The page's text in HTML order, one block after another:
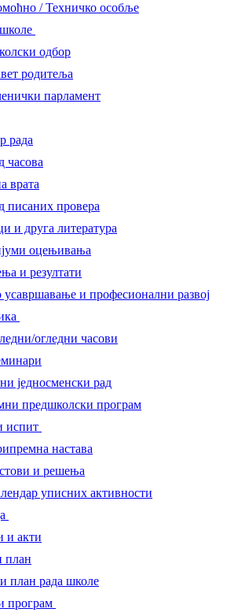
/ Техничко особље
одбор
родитеља
парламент
рада
часова
врата
писаних провера
и друга литература
оцењивања
и резултати
и професионални развој
огледни часови
једносменски рад
предшколски програм
испит
настава
и решења
уписних активности
и акти
план
план рада школе
програм